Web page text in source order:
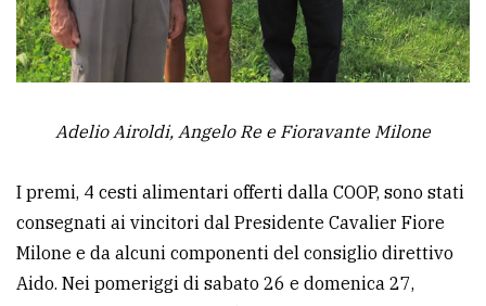
Adelio Airoldi, Angelo Re e Fioravante Milone
I premi, 4 cesti alimentari offerti dalla COOP, sono stati
consegnati ai vincitori dal Presidente Cavalier Fiore
Milone e da alcuni componenti del consiglio direttivo
Aido. Nei pomeriggi di sabato 26 e domenica 27,